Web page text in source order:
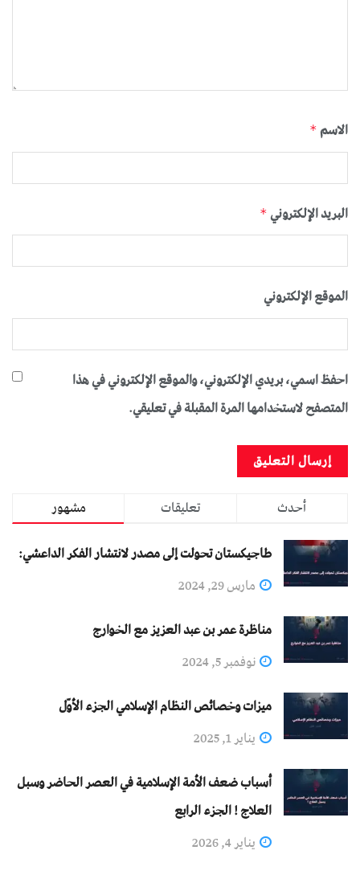
الاسم *
البريد الإلكتروني *
الموقع الإلكتروني
احفظ اسمي، بريدي الإلكتروني، والموقع الإلكتروني في هذا
المتصفح لاستخدامها المرة المقبلة في تعليقي.
مشهور تعليقات
أحدث
طاجيكستان تحولت إلى مصدر لانتشار الفكر الداعشي:
مارس 29, 2024
مناظرة عمر بن عبد العزيز مع الخوارج
نوفمبر 5, 2024
ميزات وخصائص النظام الإسلامي الجزء الأوّل
يناير 1, 2025
أسباب ضعف الأمة الإسلامية في العصر الحاضر وسبل
العلاج ! الجزء الرابع
يناير 4, 2026